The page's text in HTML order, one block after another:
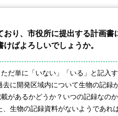
おり、市役所に提出する計画
ばよろしいでしょうか。
だ単に「いない」「いる」と記入
に開発区域内について生物の記
があるかどうか？いつの記録なの
生物の記録資料がないようであれ